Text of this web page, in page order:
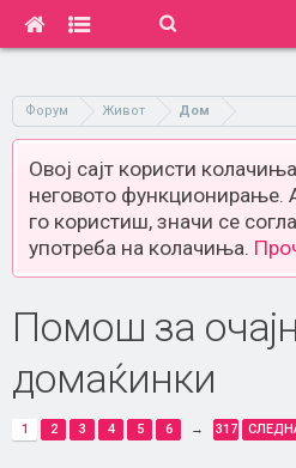
Форум Живот Дом
Овој сајт користи
неговото
го користиш, значи се
употреба на колачиња.
Помош за
домаќинки
1 2 3 4 5 6 → 317